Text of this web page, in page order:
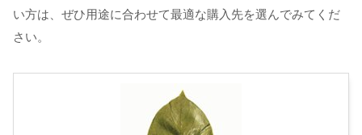
い方は、ぜひ用途に合わせて最適な購入先を選んでみてくだ
さい。